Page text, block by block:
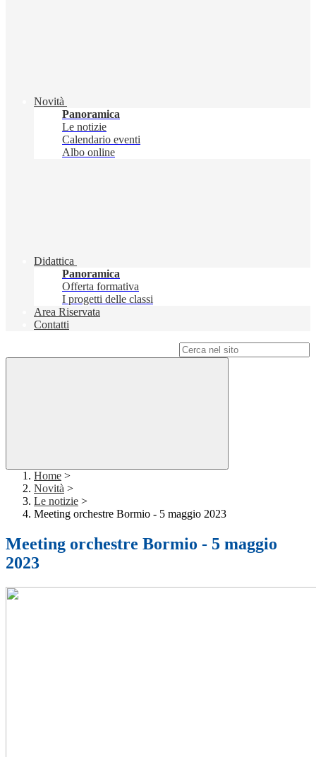
Novità
Panoramica
Le notizie
Calendario eventi
Albo online
Didattica
Panoramica
Offerta formativa
I progetti delle classi
Area Riservata
Contatti
Home >
Novità >
Le notizie >
Meeting orchestre Bormio - 5 maggio 2023
Meeting orchestre Bormio - 5 maggio
2023